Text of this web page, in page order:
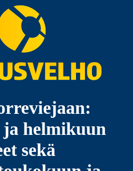
helmikuun
sekä